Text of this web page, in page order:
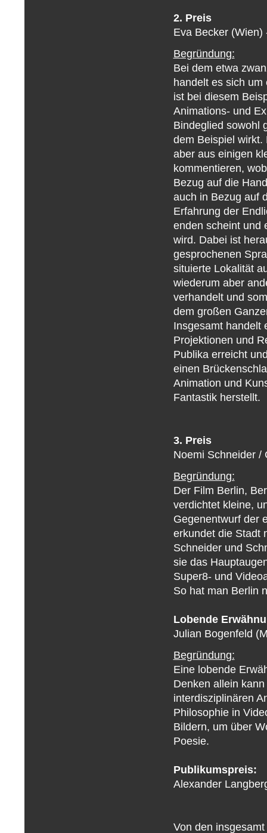
2. Preis
Eva Becker (Wien)
Begründung:
Bei dem etwa
handelt es sich
ist bei diesem
Animations- und
Bindeglied sowohl
dem Beispiel wirkt.
aber aus einigen
kommentieren,
Bezug auf die
auch in Bezug auf
Erfahrung der
enden scheint und
wird. Dabei ist
gesprochenen
situierte Lokalität
wiederum aber
verhandelt und
dem großen
Insgesamt handelt
Projektionen und
Publika erreicht
einen
Animation und
Fantastik herstellt.
3. Preis
Noemi Schneider /
Begründung:
Der Film Berlin,
verdichtet kleine,
Gegenentwurf der
erkundet die Stadt
Schneider und
sie das
Super8- und
So hat man Berlin
Lobende
Julian Bogenfeld
Begründung:
Eine lobende
Denken allein
interdisziplinären
Philosophie in
Bildern, um über
Poesie.
Publikumspreis:
Alexander
Von den